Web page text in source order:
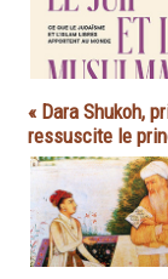
« Dara Shukoh,
ressuscite le